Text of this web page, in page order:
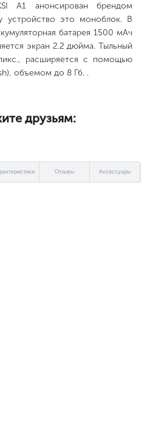
A1 анонсирован брендом
устройство это моноблок. В
батарея 1500 мАч
экран 2.2 дюйма. Тыльный
расширяется с помощью
объемом до 8 Гб. .
друзьям:
Отзывы Аксессуары